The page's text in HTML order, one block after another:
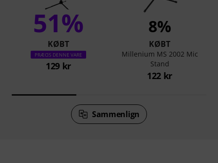
51%
KØBT
PRÆCIS DENNE VARE
129 kr
8%
KØBT
Millenium MS 2002 Mic
Stand
122 kr
Sammenlign